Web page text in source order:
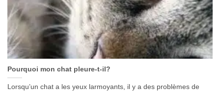
Pourquoi mon chat pleure-t-il?
Lorsqu’un chat a les yeux larmoyants, il y a des problèmes de